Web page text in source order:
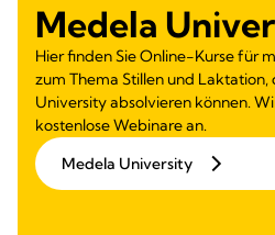
Medela
Hier finden Sie Online-Kurse für
zum Thema Stillen und Laktation,
University absolvieren können.
kostenlose Webinare an.
Medela University